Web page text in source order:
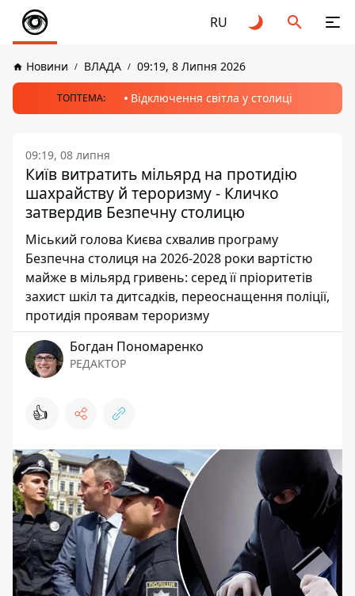
RU
Новини ВЛАДА 09:19, 8 Липня 2026
ТОПТЕМА: Відключення світла у столиці
09:19, 08 липня
Київ витратить мільярд на протидію
шахрайству й тероризму - Кличко
затвердив Безпечну столицю
Міський голова Києва схвалив програму
Безпечна столиця на 2026-2028 роки вартістю
майже в мільярд гривень: серед її пріоритетів
захист шкіл та дитсадків, переоснащення поліції,
протидія проявам тероризму
Богдан Пономаренко
РЕДАКТОР
👍